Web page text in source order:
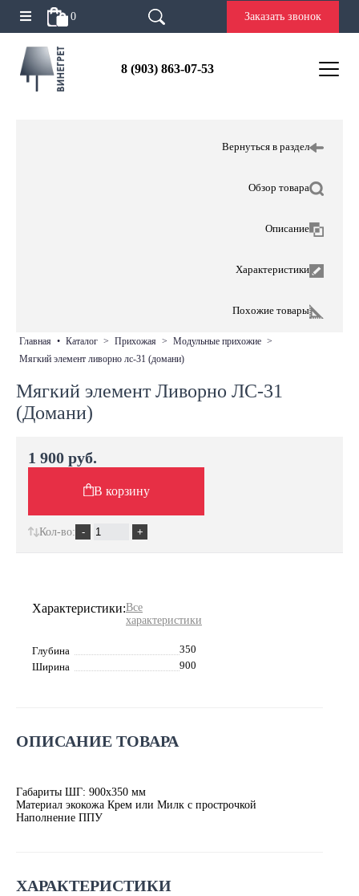
0 Заказать звонок
8 (903) 863-07-53
Вернуться в раздел
Обзор товара
Описание
Характеристики
Похожие товары
главная • каталог > прихожая > модульные прихожие >
мягкий элемент ливорно лс-31 (домани)
Мягкий элемент Ливорно ЛС-31
(Домани)
Характеристики:Все
характеристики
Глубина
350
Ширина
900
ОПИСАНИЕ ТОВАРА
Габариты ШГ: 900х350 мм
Материал экокожа Крем или Милк с прострочкой
Наполнение ППУ
ХАРАКТЕРИСТИКИ
1 900 руб.
В корзину
Кол-во: